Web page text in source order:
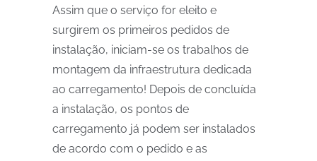
Assim que o serviço for eleito e
surgirem os primeiros pedidos de
instalação, iniciam-se os trabalhos de
montagem da infraestrutura dedicada
ao carregamento! Depois de concluída
a instalação, os pontos de
carregamento já podem ser instalados
de acordo com o pedido e as